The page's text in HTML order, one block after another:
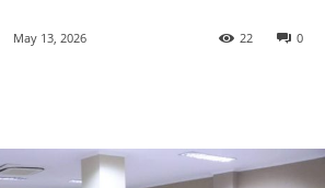
May 13, 2026 0
22